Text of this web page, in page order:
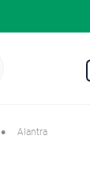
• Alantra